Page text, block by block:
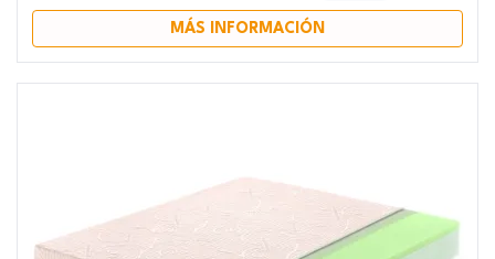
MÁS INFORMACIÓN